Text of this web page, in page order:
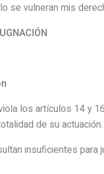
se vulneran mis
los artículos 14 y
de su actuación.
insuficientes